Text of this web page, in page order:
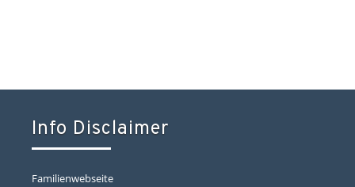
Info Disclaimer
Familienwebseite